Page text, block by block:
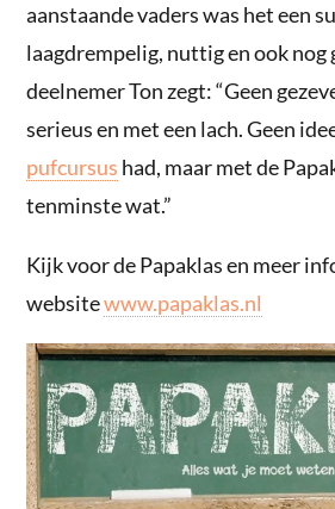
aanstaande vaders was het een
laagdrempelig, nuttig en ook nog
deelnemer Ton zegt: “Geen
serieus en met een lach. Geen
pufcursus had, maar met de
tenminste wat.”
Kijk voor de Papaklas en meer
websitewww.papaklas.nl